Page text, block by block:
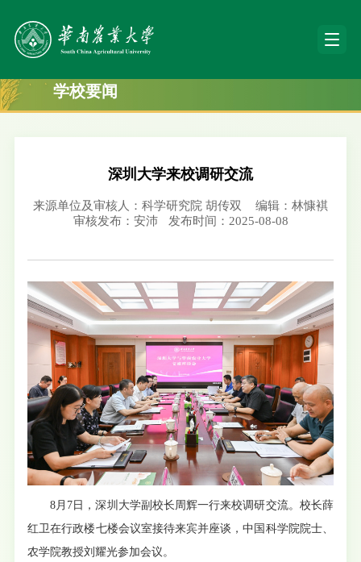
学校要闻
深圳大学来校调研交流
来源单位及审核人：科学研究院 胡传双
编辑：林慷褀
审核发布：安沛
发布时间：2025-08-08
8月7日，深圳大学副校长周辉一行来校调研交流。 校长薛
红卫在行政楼七楼会议室接待来宾并座谈，中国科学院院士、
农学院教授刘耀光参加会议。